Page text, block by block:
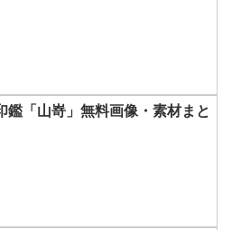
鑑「山嵜」無料画像・素材まと